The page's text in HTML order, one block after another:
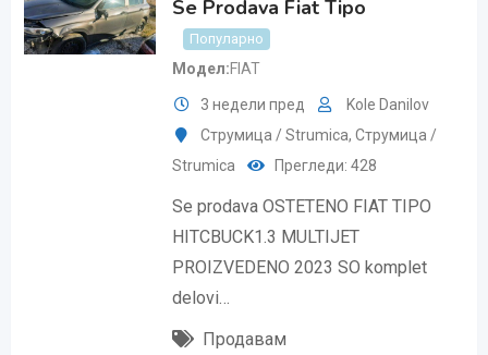
Se Prodava Fiat Tipo
Популарно
Модел FIAT
3 недели пред
Kole Danilov
Струмица / Strumica, Струмица /
Strumica
Прегледи: 428
Se prodava OSTETENO FIAT TIPO
HITCBUCK1.3 MULTIJET
PROIZVEDENO 2023 SO komplet
delovi…
Продавам